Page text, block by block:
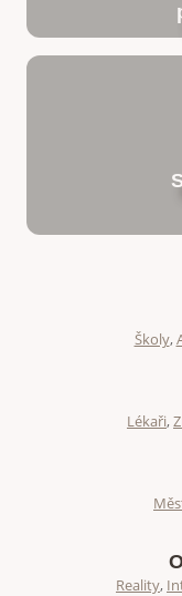
Školy,
Lékaři,
Reality,